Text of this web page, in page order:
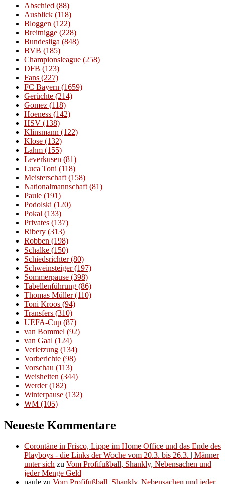
Abschied (88)
Ausblick (118)
Bloggen (122)
Breitnigge (228)
Bundesliga (848)
BVB (185)
Championsleague (258)
DFB (123)
Fans (227)
FC Bayern (1659)
Gerüchte (214)
Gomez (118)
Hoeness (142)
HSV (138)
Klinsmann (122)
Klose (132)
Lahm (155)
Leverkusen (81)
Luca Toni (118)
Meisterschaft (158)
Nationalmannschaft (81)
Paule (191)
Podolski (120)
Pokal (133)
Privates (137)
Ribery (313)
Robben (198)
Schalke (150)
Schiedsrichter(80)
Schweinsteiger(197)
Sommerpause (398)
Tabellenführung (86)
Thomas Müller(110)
Toni Kroos (94)
Transfers (310)
UEFA-Cup (87)
van Bommel (92)
van Gaal (124)
Verletzung (134)
Vorberichte (98)
Vorschau (113)
Weisheiten (344)
Werder(182)
Winterpause (132)
WM (105)
Neueste Kommentare
Corontäne in Frisco, Lippe im Home Office und das Ende des
Playboys - die Links der Woche vom 20.3. bis 26.3. | Männer
unter sich zu Vom Profifußball, Shankly, Nebensachen und
jeder Menge Geld